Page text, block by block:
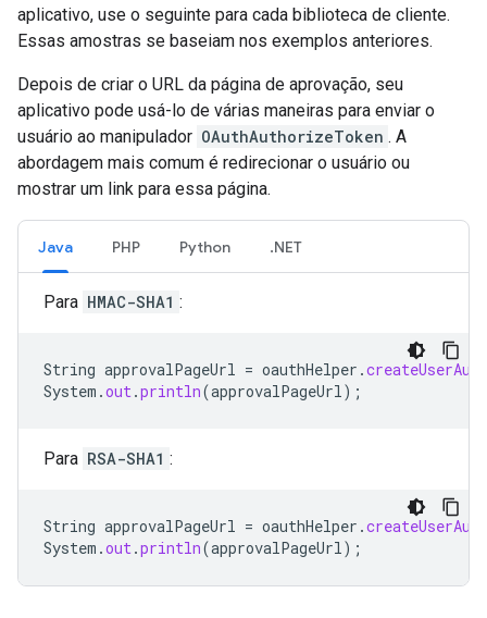
aplicativo, use o seguinte para cada biblioteca de cliente.
Essas amostras se baseiam nos exemplos anteriores.
Depois de criar o URL da página de aprovação, seu
aplicativo pode usá-lo de várias maneiras para enviar o
usuário ao manipulador OAuthAuthorizeToken . A
abordagem mais comum é redirecionar o usuário ou
mostrar um link para essa página.
Java PHP Python .NET
Para HMAC-SHA1 :
String approvalPageUrl = oauthHelper .
System .out.println(approvalPageUrl);
Para RSA-SHA1 :
String approvalPageUrl = oauthHelper .
System .out.println(approvalPageUrl);